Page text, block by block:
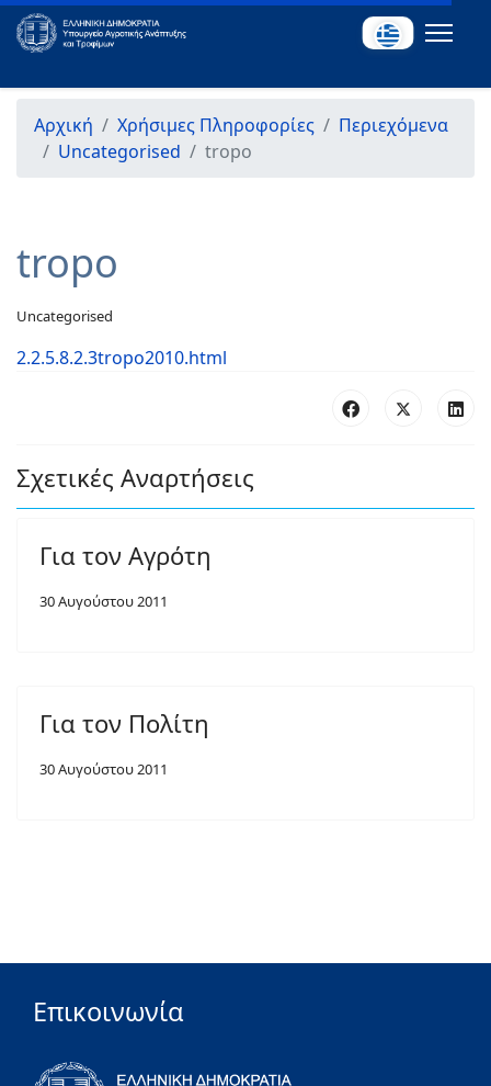
Αρχική Χρήσιμες Πληροφορίες
Περιεχόμενα
Uncategorised
tropo
tropo
Uncategorised
2.2.5.8.2.3tropo2010.html
Σχετικές Αναρτήσεις
Για τον Αγρότη
30 Αυγούστου 2011
Για τον Πολίτη
30 Αυγούστου 2011
Επικοινωνία